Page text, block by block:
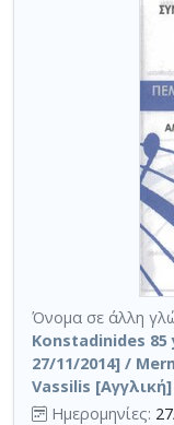
Όνομα σε άλλη
Konstadinides
27/11/2014] /
Vassilis [Αγγλική]
Ημερομηνίες: